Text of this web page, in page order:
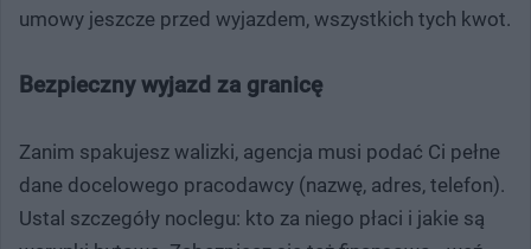
umowy jeszcze przed wyjazdem, wszystkich tych kwot.
Bezpieczny wyjazd za granicę
Zanim spakujesz walizki, agencja musi podać Ci pełne
dane docelowego pracodawcy (nazwę, adres, telefon).
Ustal szczegóły noclegu: kto za niego płaci i jakie są